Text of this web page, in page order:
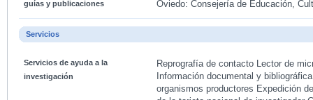
guías y publicaciones
Oviedo: Consejería de Educación,
Servicios
Servicios de ayuda a la
investigación
Reprografía de contacto Lector de
Información documental y
organismos productores Expedición